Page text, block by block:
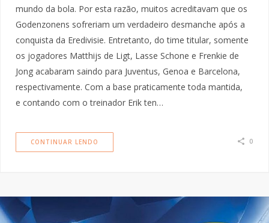
mundo da bola. Por esta razão, muitos acreditavam que os
Godenzonens sofreriam um verdadeiro desmanche após a
conquista da Eredivisie. Entretanto, do time titular, somente
os jogadores Matthijs de Ligt, Lasse Schone e Frenkie de
Jong acabaram saindo para Juventus, Genoa e Barcelona,
respectivamente. Com a base praticamente toda mantida,
e contando com o treinador Erik ten…
CONTINUAR LENDO 0